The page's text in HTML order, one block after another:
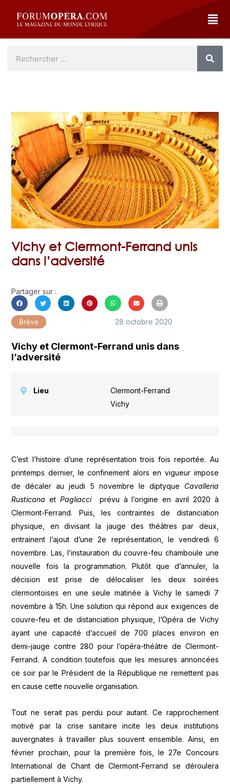
Vichy et Clermont-Ferrand unis
dans l’adversité
Partager sur :
Brève 28 octobre 2020
Vichy et Clermont-Ferrand unis dans
l’adversité
Lieu Clermont-Ferrand
Vichy
C’est l’histoire d’une représentation trois fois reportée. Au
printemps dernier, le confinement alors en vigueur impose
de décaler au jeudi 5 novembre le diptyque Cavalleria
Rusticana etPagliacciprévu à l’origine en avril 2020 à
Clermont-Ferrand. Puis, les contraintes de distanciation
physique, en divisant la jauge des théâtres par deux,
entrainent l’ajout d’une 2e représentation, le vendredi 6
novembre. Las, l’instauration du couvre-feu chamboule une
nouvelle fois la programmation. Plutôt que d’annuler, la
décision est prise de délocaliser les deux soirées
clermontoises en une seule matinée à Vichy le samedi 7
novembre à 15h. Une solution qui répond aux exigences de
couvre-feu et de distanciation physique, l’Opéra de Vichy
ayant une capacité d’accueil de 700 places environ en
demi-jauge contre 280 pour l’opéra-théâtre de Clermont-
Ferrand. A condition toutefois que les mesures annoncées
ce soir par le Président de la République ne remettent pas
en cause cette nouvelle organisation.
Tout ne serait pas perdu pour autant. Ce rapprochement
motivé par la crise sanitaire incite les deux institutions
auvergnates à travailler plus souvent ensemble. Ainsi, en
février prochain, pour la première fois, le 27e Concours
International de Chant de Clermont-Ferrand se déroulera
partiellement à Vichy.